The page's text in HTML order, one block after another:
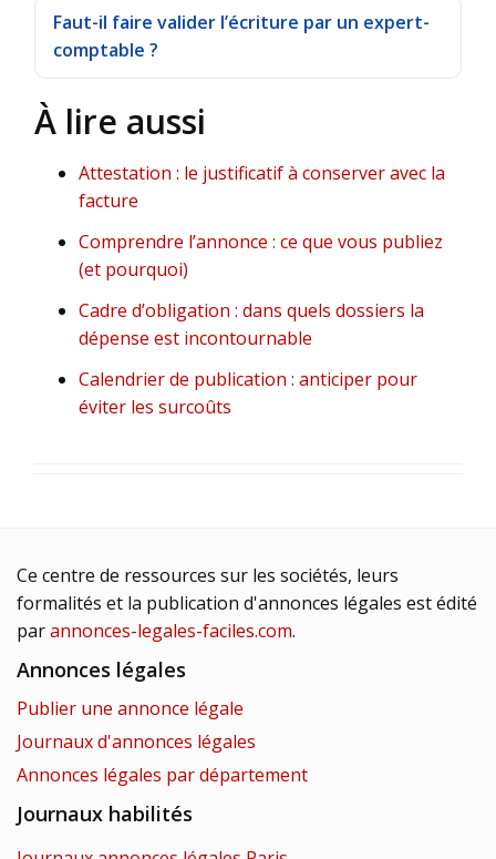
Faut-il faire valider l’écriture par un expert-
comptable ?
À lire aussi
Attestation : le justificatif à conserver avec la
facture
Comprendre l’annonce : ce que vous publiez
(et pourquoi)
Cadre d’obligation : dans quels dossiers la
dépense est incontournable
Calendrier de publication : anticiper pour
éviter les surcoûts
Ce centre de ressources sur les sociétés, leurs
formalités et la publication d'annonces légales est édité
parannonces-legales-faciles.com.
Annonces légales
Publier une annonce légale
Journaux d'annonces légales
Annonces légales par département
Journaux habilités